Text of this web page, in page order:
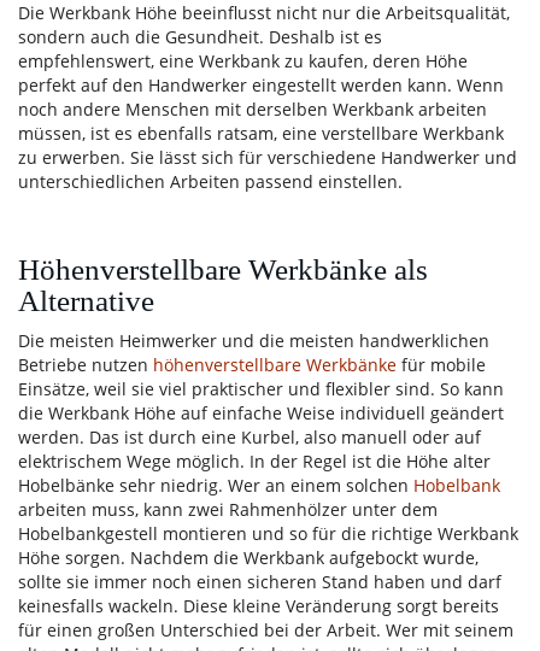
Die Werkbank Höhe beeinflusst nicht nur die Arbeitsqualität,
sondern auch die Gesundheit. Deshalb ist es
empfehlenswert, eine Werkbank zu kaufen, deren Höhe
perfekt auf den Handwerker eingestellt werden kann. Wenn
noch andere Menschen mit derselben Werkbank arbeiten
müssen, ist es ebenfalls ratsam, eine verstellbare Werkbank
zu erwerben. Sie lässt sich für verschiedene Handwerker und
unterschiedlichen Arbeiten passend einstellen.
Höhenverstellbare Werkbänke als
Alternative
Die meisten Heimwerker und die meisten handwerklichen
Betriebe nutzen höhenverstellbare Werkbänke für mobile
Einsätze, weil sie viel praktischer und flexibler sind. So kann
die Werkbank Höhe auf einfache Weise individuell geändert
werden. Das ist durch eine Kurbel, also manuell oder auf
elektrischem Wege möglich. In der Regel ist die Höhe alter
Hobelbänke sehr niedrig. Wer an einem solchen Hobelbank
arbeiten muss, kann zwei Rahmenhölzer unter dem
Hobelbankgestell montieren und so für die richtige Werkbank
Höhe sorgen. Nachdem die Werkbank aufgebockt wurde,
sollte sie immer noch einen sicheren Stand haben und darf
keinesfalls wackeln. Diese kleine Veränderung sorgt bereits
für einen großen Unterschied bei der Arbeit. Wer mit seinem